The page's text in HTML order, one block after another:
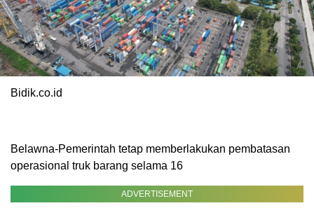
Bidik.co.id
Belawna-Pemerintah tetap memberlakukan pembatasan
operasional truk barang selama 16
ADVERTISEMENT